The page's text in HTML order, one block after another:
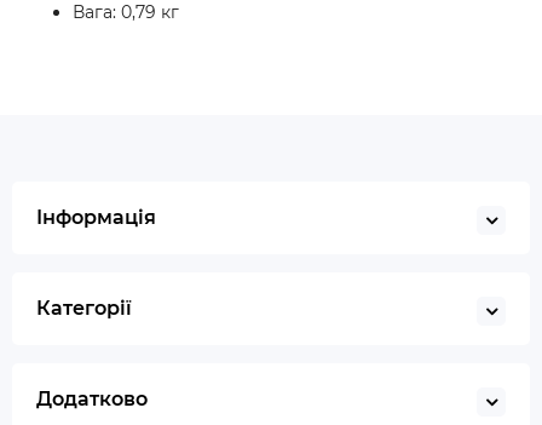
Вага: 0,79 кг
Інформація
Категорії
Додатково